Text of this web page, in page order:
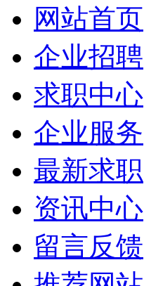
网站首页
企业招聘
求职中心
企业服务
最新求职
资讯中心
留言反馈